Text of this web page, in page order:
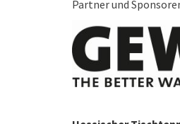
Partner und